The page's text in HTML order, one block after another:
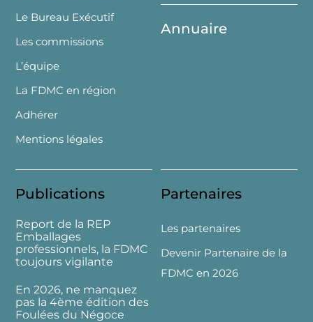
Le Bureau Exécutif
Les commissions
L’équipe
La FDMC en région
Adhérer
Mentions légales
Annuaire
Publications
Report de la REP
Emballages
professionnels, la FDMC
toujours vigilante
En 2026, ne manquez
pas la 4ème édition des
Foulées du Négoce
Partenaires
Les partenaires
Devenir Partenaire de la
FDMC en 2026